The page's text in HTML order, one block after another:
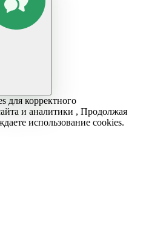
для корректного
и аналитики , Продолжая
использование cookies.